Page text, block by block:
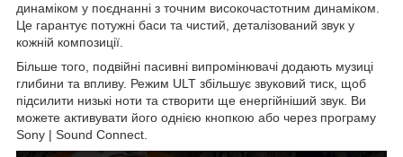
динаміком у поєднанні з точним високочастотним динаміком.
Це гарантує потужні баси та чистий, деталізований звук у
кожній композиції.
Більше того, подвійні пасивні випромінювачі додають музиці
глибини та впливу. Режим ULT збільшує звуковий тиск, щоб
підсилити низькі ноти та створити ще енергійніший звук. Ви
можете активувати його однією кнопкою або через програму
Sony | Sound Connect.